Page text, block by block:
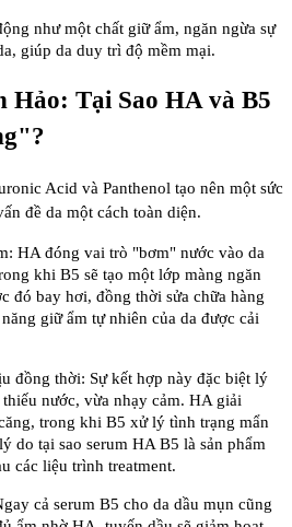
như một chất giữ ẩm, ngăn ngừa sự
giúp da duy trì độ mềm mại.
Hảo: Tại Sao HA và B5
Acid và Panthenol tạo nên một sức
đề da một cách toàn diện.
HA đóng vai trò "bơm" nước vào da
khi B5 sẽ tạo một lớp màng ngăn
đó bay hơi, đồng thời sửa chữa hàng
giữ ẩm tự nhiên của da được cải
đồng thời: Sự kết hợp này đặc biệt lý
nước, vừa nhạy cảm. HA giải
trong khi B5 xử lý tình trạng mẩn
do tại sao serum HA B5 là sản phẩm
các liệu trình treatment.
cả serum B5 cho da dầu mụn cũng